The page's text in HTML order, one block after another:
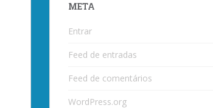
META
Entrar
Feed de entradas
Feed de comentários
WordPress.org